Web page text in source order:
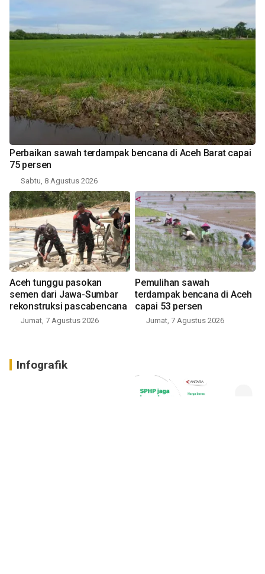
Perbaikan sawah terdampak bencana di Aceh Barat capai
75 persen
Sabtu, 8 Agustus 2026
Aceh tunggu pasokan
semen dari Jawa-Sumbar
rekonstruksi pascabencana
Jumat, 7 Agustus 2026
Pemulihan sawah
terdampak bencana di Aceh
capai 53 persen
Jumat, 7 Agustus 2026
Infografik